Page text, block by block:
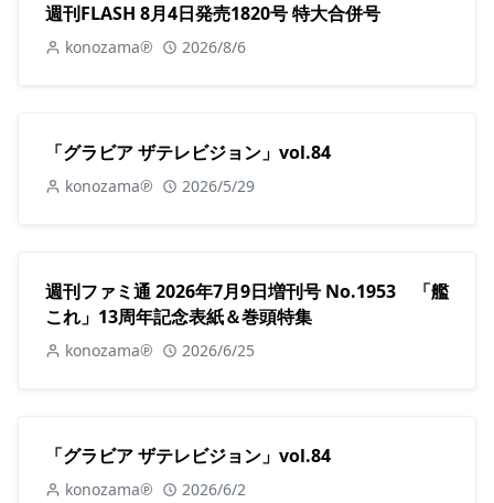
週刊FLASH 8月4日発売1820号 特大合併号
konozama℗ 2026/8/6
「グラビア ザテレビジョン」vol.84
konozama℗ 2026/5/29
週刊ファミ通 2026年7月9日増刊号 No.1953 「艦
これ」13周年記念表紙＆巻頭特集
konozama℗ 2026/6/25
「グラビア ザテレビジョン」vol.84
konozama℗ 2026/6/2